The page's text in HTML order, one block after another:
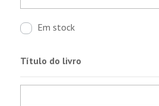
Em stock
Título do livro